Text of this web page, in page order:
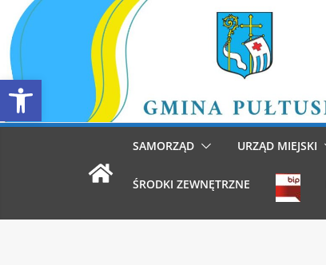
Otwórz pasek narzędzi
Przejdź
do
treści
SAMORZĄD URZĄD MIEJSKI
ŚRODKI ZEWNĘTRZNE